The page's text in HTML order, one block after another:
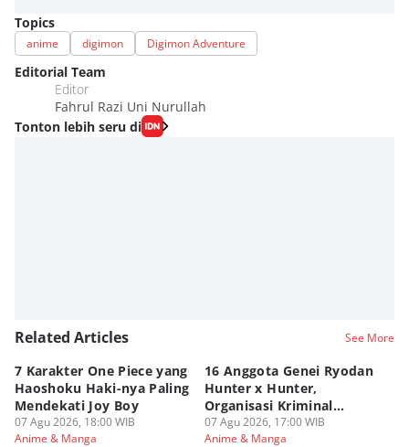
Topics
anime digimon Digimon Adventure
Editorial Team
Editor
Fahrul Razi Uni Nurullah
Tonton lebih seru di
Related Articles See More
7 Karakter One Piece yang
Haoshoku Haki-nya Paling
Mendekati Joy Boy
07 Agu 2026, 18:00 WIB
Anime & Manga
16 Anggota Genei Ryodan
Hunter x Hunter,
Organisasi Kriminal
Berbahaya
07 Agu 2026, 17:00 WIB
Anime & Manga